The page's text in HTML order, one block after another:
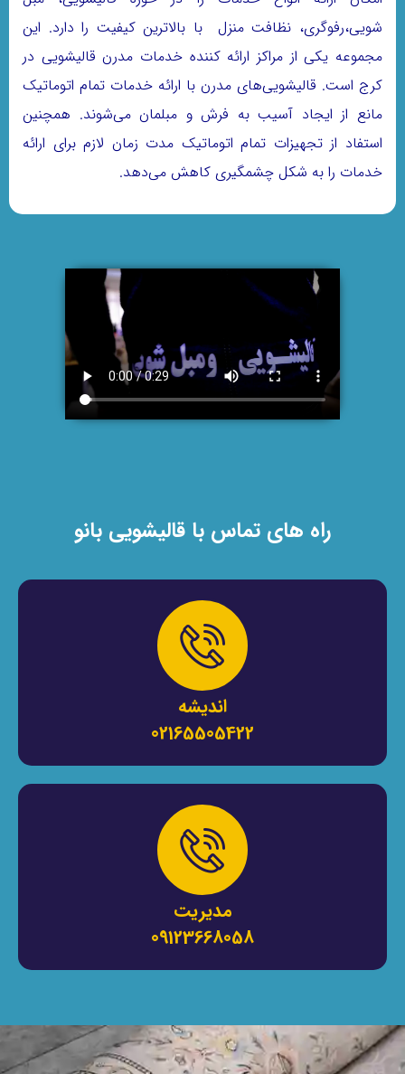
شویی،رفوگری، نظافت منزل با بالاترین کیفیت را دارد. این
مجموعه یکی از مراکز ارائه کننده خدمات مدرن قالیشویی در
کرج است. قالیشویی‌های مدرن با ارائه خدمات تمام اتوماتیک
مانع از ایجاد آسیب به فرش و مبلمان می‌شوند. همچنین
استفاد از تجهیزات تمام اتوماتیک مدت زمان لازم برای ارائه
خدمات را به شکل چشمگیری کاهش می‌دهد.
راه های تماس با قالیشویی بانو
اندیشه
02165505422
مدیریت
09123668058